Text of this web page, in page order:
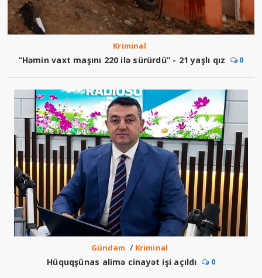
Kriminal
“Həmin vaxt maşını 220 ilə sürürdü” - 21 yaşlı qız 0
Gündəm / Kriminal
Hüquqşünas alimə cinayət işi açıldı 0